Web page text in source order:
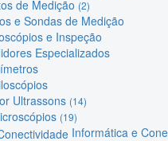
de Medição (2)
e Sondas de Medição
e Inspeção
Especializados
Ultrassons (14)
(19)
Informática e